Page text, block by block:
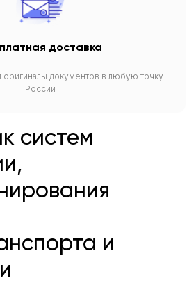
доставка
оригиналы документов в любую точку
России
систем
и